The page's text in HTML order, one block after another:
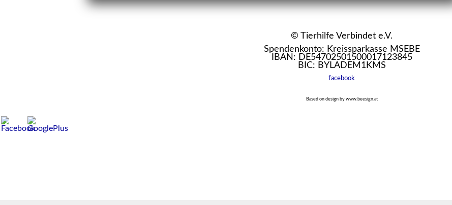
© Tierhilfe Verbindet e.V.
Spendenkonto: Kreissparkasse MSEBE
IBAN: DE54702501500017123845
BIC: BYLADEM1KMS
facebook
Based on design by www.beesign.at